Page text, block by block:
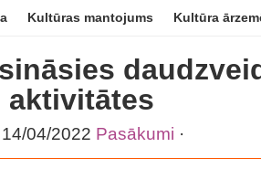
Kultūras mantojums Kultūra
aktivitātes
14/04/2022 Pasākumi ·